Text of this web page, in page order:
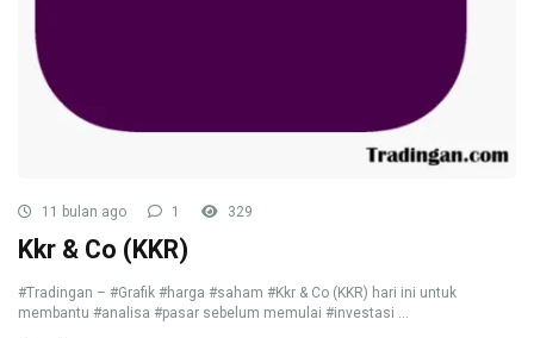
11 bulan ago 1 329
Kkr & Co (KKR)
#Tradingan – #Grafik #harga #saham #Kkr & Co (KKR) hari ini untuk
membantu #analisa #pasar sebelum memulai #investasi ...